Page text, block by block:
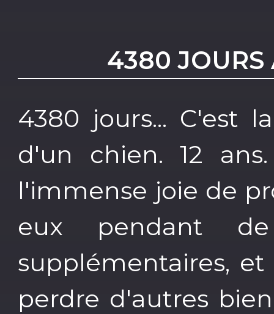
4380 JOURS
4380 jours... C'est
d'un chien. 12
l'immense joie de
eux pendant de
supplémentaires, et
perdre d'autres